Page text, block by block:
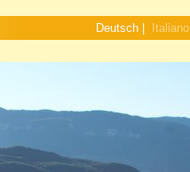
Deutsch Italiano